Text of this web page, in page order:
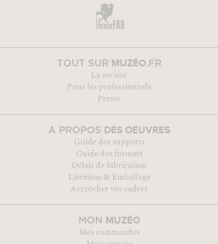
TOUT SUR MUZÉO.FR
La société
Pour les professionnels
Presse
A PROPOS DES OEUVRES
Guide des supports
Guide des formats
Délais de fabrication
Livraison & Emballage
Accrocher vos cadres
MON MUZÉO
Mes commandes